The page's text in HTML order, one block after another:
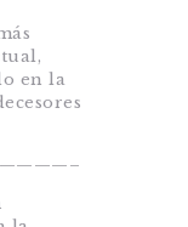
en la